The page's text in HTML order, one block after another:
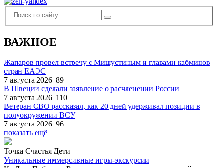
ВАЖНОЕ
Жапаров провел встречу с Мишустиным и главами кабминов
стран ЕАЭС
7 августа 2026 89
В Швеции сделали заявление о расчленении России
7 августа 2026 110
Ветеран СВО рассказал, как 20 дней удерживал позиции в
полуокружении ВСУ
7 августа 2026 96
показать ещё
Точка Счастья Дети
Уникальные иммерсивные игры-экскурсии